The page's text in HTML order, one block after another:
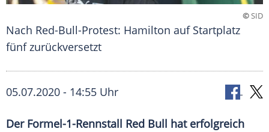
©SID
Nach Red-Bull-Protest: Hamilton auf Startplatz
fünf zurückversetzt
05.07.2020 - 14:55 Uhr
Der Formel-1-Rennstall Red Bull hat erfolgreich